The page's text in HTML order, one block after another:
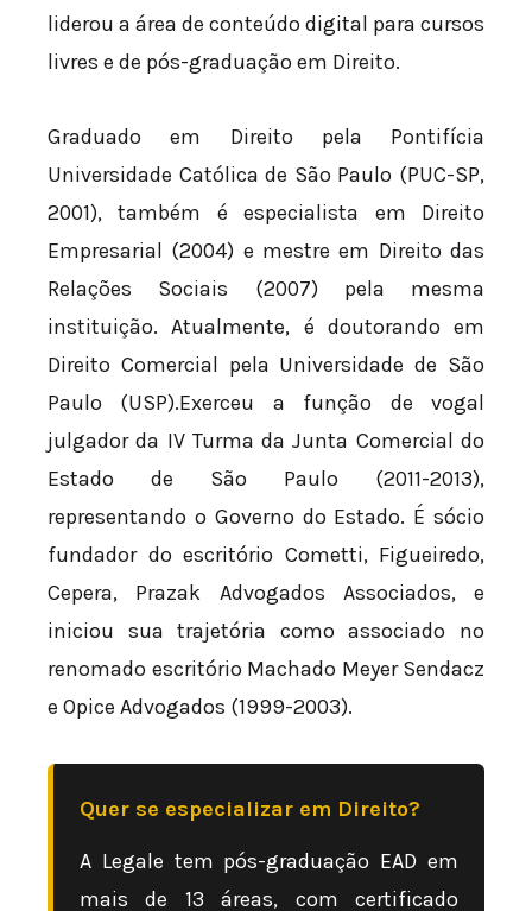
liderou a área de conteúdo digital para cursos
livres e de pós-graduação em Direito.
Graduado em Direito pela Pontifícia
Universidade Católica de São Paulo (PUC-SP,
2001), também é especialista em Direito
Empresarial (2004) e mestre em Direito das
Relações Sociais (2007) pela mesma
instituição. Atualmente, é doutorando em
Direito Comercial pela Universidade de São
Paulo (USP).Exerceu a função de vogal
julgador da IV Turma da Junta Comercial do
Estado de São Paulo (2011-2013),
representando o Governo do Estado. É sócio
fundador do escritório Cometti, Figueiredo,
Cepera, Prazak Advogados Associados, e
iniciou sua trajetória como associado no
renomado escritório Machado Meyer Sendacz
e Opice Advogados (1999-2003).
Quer se especializar em Direito?
A Legale tem pós-graduação EAD em
mais de 13 áreas, com certificado